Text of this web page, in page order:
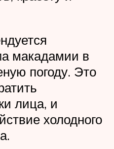
макадамии в
погоду. Это
лица, и
холодного